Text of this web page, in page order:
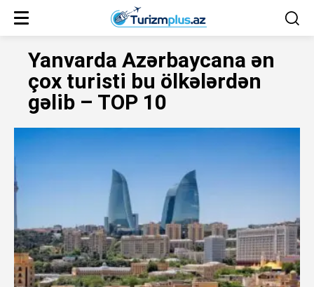
Yanvarda Azərbaycana ən
çox turisti bu ölkələrdən
gəlib – TOP 10